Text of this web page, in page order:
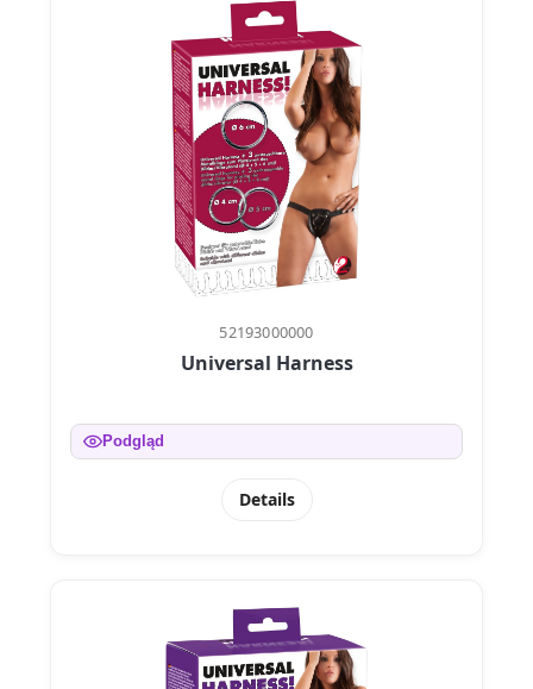
52193000000
Universal Harness
Podgląd
Details